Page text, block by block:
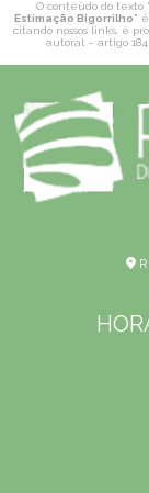
O conteúdo do texto "
Estimação Bigorrilho"
citando nossos links, é
autoral – artigo